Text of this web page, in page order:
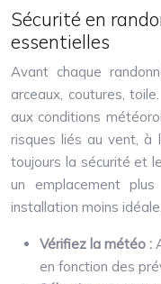
Sécurité en
essentielles
Avant chaque
arceaux, coutures,
aux conditions
risques liés au vent, à
toujours la sécurité et
un emplacement
installation moins idéale.
Vérifiez la météo :
en fonction des